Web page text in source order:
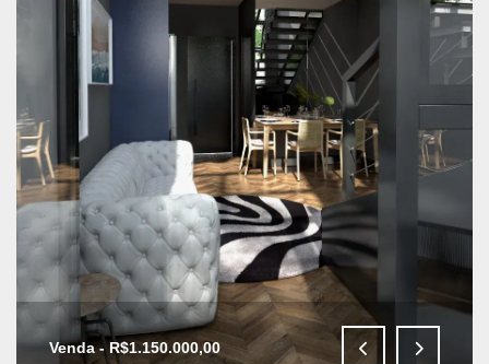
Venda - R$1.150.000,00